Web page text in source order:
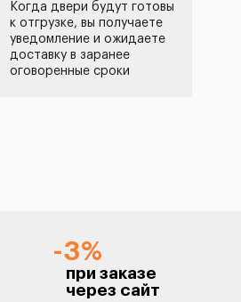
Когда двери будут готовы
к отгрузке, вы получаете
уведомление и ожидаете
доставку в заранее
оговоренные сроки
-3%
при заказе
через сайт